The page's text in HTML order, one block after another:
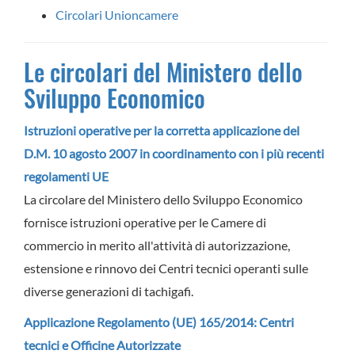
Circolari Unioncamere
Le circolari del Ministero dello
Sviluppo Economico
Istruzioni operative per la corretta applicazione del
D.M. 10 agosto 2007 in coordinamento con i più recenti
regolamenti UE
La circolare del Ministero dello Sviluppo Economico
fornisce istruzioni operative per le Camere di
commercio in merito all'attività di autorizzazione,
estensione e rinnovo dei Centri tecnici operanti sulle
diverse generazioni di tachigafi.
Applicazione Regolamento (UE) 165/2014: Centri
tecnici e Officine Autorizzate